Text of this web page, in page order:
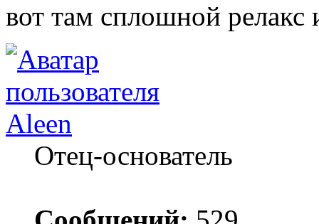
вот там сплошной
Aleen
Отец-основатель